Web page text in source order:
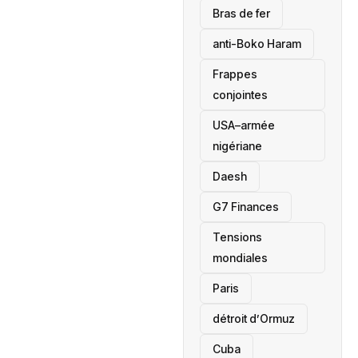
Bras de fer
anti-Boko Haram
Frappes
conjointes
USA–armée
nigériane
Daesh
‎G7 Finances
Tensions
mondiales
Paris
détroit d’Ormuz
‎Cuba